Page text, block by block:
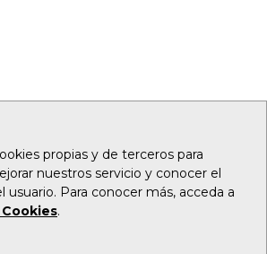
propias y de terceros para
nuestros servicio y conocer el
Para conocer más, acceda a
.